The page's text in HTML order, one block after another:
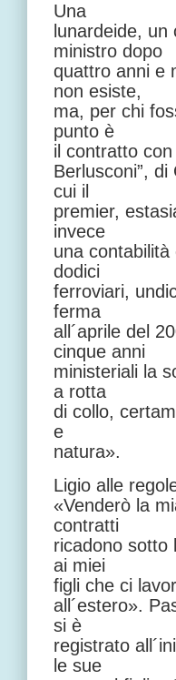
Una
lunardeide,
ministro dopo
quattro anni e
non esiste,
ma, per chi
punto è
il contratto
Berlusconi”,
cui il
premier,
invece
una
dodici
ferroviari,
ferma
all´aprile del
cinque anni
ministeriali la
a rotta
di collo,
e
natura».
Ligio alle
«Venderò la
contratti
ricadono sotto
ai miei
figli che ci
all´estero».
si è
registrato
le sue